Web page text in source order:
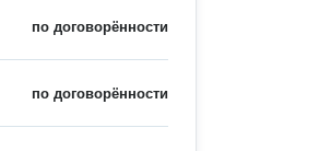
по договорённости
по договорённости